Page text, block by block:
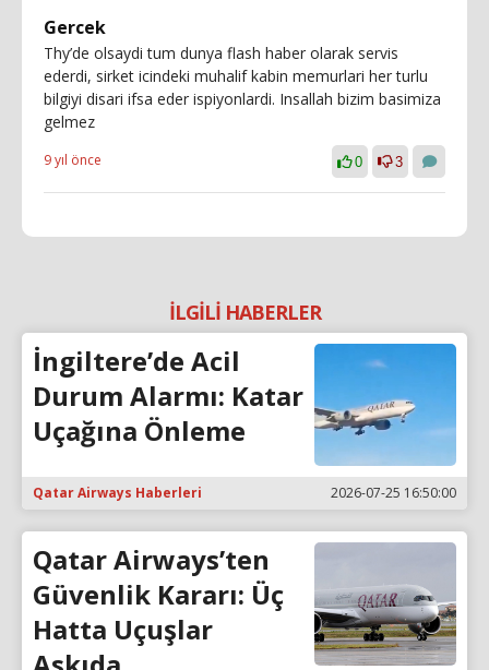
Gercek
Thy’de olsaydi tum dunya flash haber olarak servis
ederdi, sirket icindeki muhalif kabin memurlari her turlu
bilgiyi disari ifsa eder ispiyonlardi. Insallah bizim basimiza
gelmez
9 yıl önce 0 3
İLGİLİ HABERLER
İngiltere’de Acil
Durum Alarmı: Katar
Uçağına Önleme
Qatar Airways Haberleri 2026-07-25 16:50:00
Qatar Airways’ten
Güvenlik Kararı: Üç
Hatta Uçuşlar